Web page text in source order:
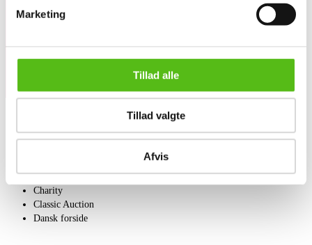
Marketing
Tillad alle
Tillad valgte
Afvis
Mads Z. 'Dome' open bangle in sterling silver with pavé diam...
Sign up for our newsletter and receive news and offers
Call us +45 44509800
Charity
Classic Auction
Dansk forside